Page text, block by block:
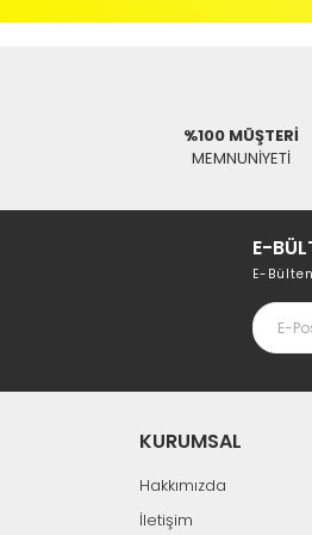
%100 MÜŞTERİ
MEMNUNİYETİ
E-
E-
KURUMSAL
Hakkımızda
İletişim